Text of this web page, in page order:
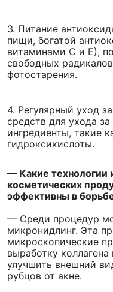
3. Питание
пищи, богатой
витаминами С и Е),
свободных
фотостарения.
4. Регулярный уход
средств для ухода
ингредиенты, такие
гидроксикислоты.
— Какие технологии
косметических
эффективны в
— Среди процедур
микронидлинг. Эта
микроскопические
выработку
улучшить внешний
рубцов от акне.